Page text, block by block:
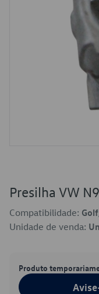
Presilha VW
Compatibilidade:
Unidade de venda:
Produto